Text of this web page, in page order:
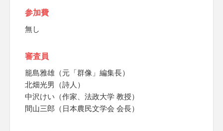
参加費
無し
審査員
籠島雅雄（元「群像」編集長）
北畑光男（詩人）
中沢けい（作家、法政大学 教授）
間山三郎（日本農民文学会 会長）